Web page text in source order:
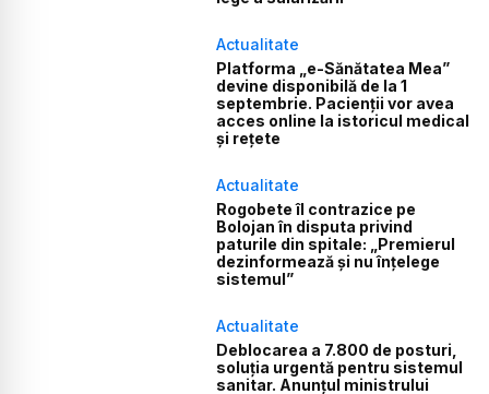
Actualitate
Platforma „e-Sănătatea Mea”
devine disponibilă de la 1
septembrie. Pacienții vor avea
acces online la istoricul medical
și rețete
Actualitate
Rogobete îl contrazice pe
Bolojan în disputa privind
paturile din spitale: „Premierul
dezinformează și nu înțelege
sistemul”
Actualitate
Deblocarea a 7.800 de posturi,
soluția urgentă pentru sistemul
sanitar. Anunțul ministrului